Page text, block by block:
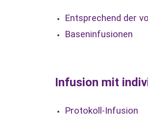
Entsprechend der
Baseninfusionen
Infusion mit
Protokoll-Infusion